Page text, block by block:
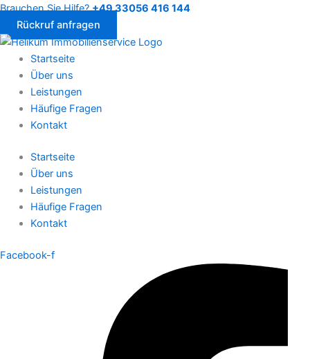
Skip
content
Brauchen Sie Hilfe?+49 33056 416 144
Rückruf anfragen
Startseite
Über uns
Leistungen
Häufige Fragen
Kontakt
Startseite
Über uns
Leistungen
Häufige Fragen
Kontakt
Facebook-f